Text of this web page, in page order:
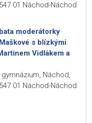
01 Náchod-Náchod
moderátorky
s blízkými
Vidlákem a
Náchod,
01 Náchod-Náchod